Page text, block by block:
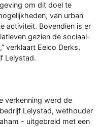
om dit doel te
van urban
activiteit. Bovendien is er
gezien de sociaal-
verklaart Eelco Derks,
Lelystad.
verkenning werd de
Lelystad, wethouder
- uitgebreid met een